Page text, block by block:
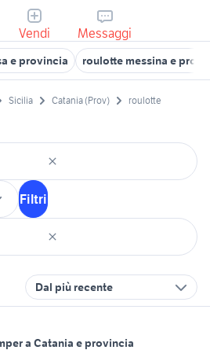
Vendi Messaggi
e provincia roulotte messina e
Sicilia Catania (Prov) roulotte
Filtri
Dal più recente
a Catania e provincia